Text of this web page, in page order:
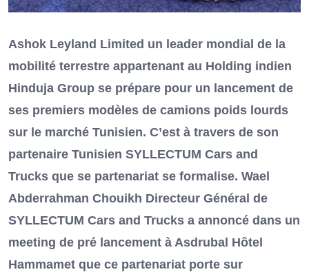
Ashok Leyland Limited un leader mondial de la
mobilité terrestre appartenant au Holding indien
Hinduja Group se prépare pour un lancement de
ses premiers modèles de camions poids lourds
sur le marché Tunisien. C’est à travers de son
partenaire Tunisien SYLLECTUM Cars and
Trucks que se partenariat se formalise. Wael
Abderrahman Chouikh Directeur Général de
SYLLECTUM Cars and Trucks a annoncé dans un
meeting de pré lancement à Asdrubal Hôtel
Hammamet que ce partenariat porte sur